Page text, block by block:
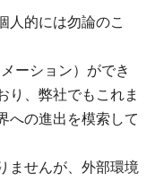
人的には勿論のこ
ーション）ができ
り、弊社でもこれま
への進出を模索して
ませんが、外部環境